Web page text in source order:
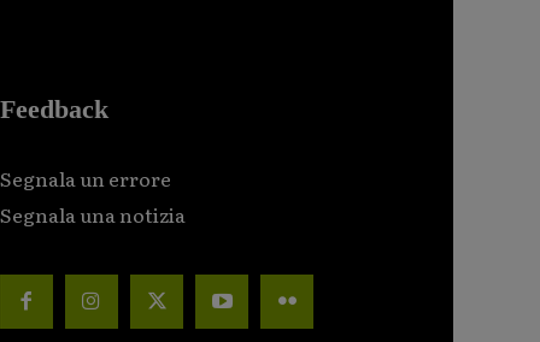
Feedback
Segnala un errore
Segnala una notizia